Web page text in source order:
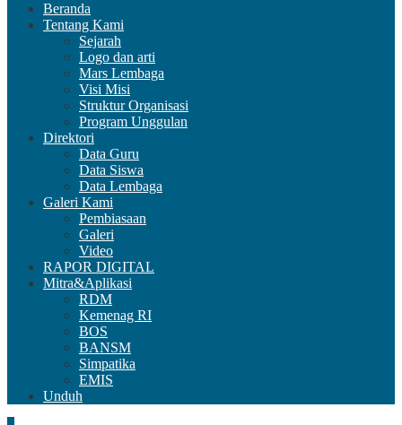
Beranda
Tentang Kami
Sejarah
Logo dan arti
Mars Lembaga
Visi Misi
Struktur Organisasi
Program Unggulan
Direktori
Data Guru
Data Siswa
Data Lembaga
Galeri Kami
Pembiasaan
Galeri
Video
RAPOR DIGITAL
Mitra&Aplikasi
RDM
Kemenag RI
BOS
BANSM
Simpatika
EMIS
Unduh